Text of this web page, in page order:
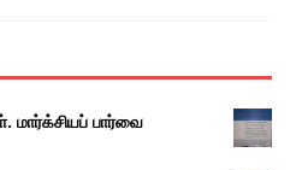
மார்க்சியப் பார்வை